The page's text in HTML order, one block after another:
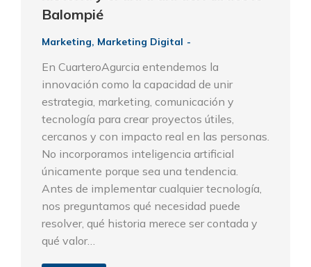
Balompié
Marketing, Marketing Digital
En CuarteroAgurcia entendemos la
innovación como la capacidad de unir
estrategia, marketing, comunicación y
tecnología para crear proyectos útiles,
cercanos y con impacto real en las personas.
No incorporamos inteligencia artificial
únicamente porque sea una tendencia.
Antes de implementar cualquier tecnología,
nos preguntamos qué necesidad puede
resolver, qué historia merece ser contada y
qué valor…